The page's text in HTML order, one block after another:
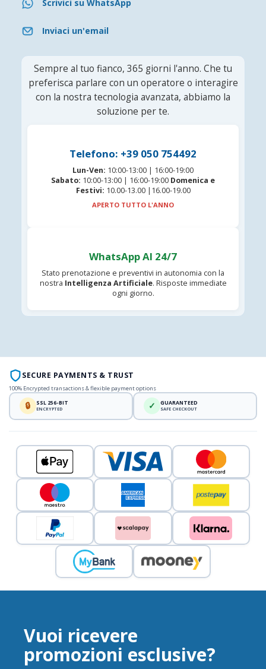
Scrivici su WhatsApp
Inviaci un'email
Sempre al tuo fianco, 365 giorni l'anno. Che tu
preferisca parlare con un operatore o interagire
con la nostra tecnologia avanzata, abbiamo la
soluzione per te.
Telefono: +39 050 754492
Lun-Ven: 10:00-13:00 | 16:00-19:00
Sabato: 10:00-13:00 | 16:00-19:00 Domenica e
Festivi: 10.00-13.00 |16.00-19.00
APERTO TUTTO L'ANNO
WhatsApp AI 24/7
Stato prenotazione e preventivi in autonomia con la
nostra Intelligenza Artificiale. Risposte immediate
ogni giorno.
SECURE PAYMENTS & TRUST
100% Encrypted transactions & flexible payment options
🔒 SSL 256-BIT
ENCRYPTED ✓ GUARANTEED
SAFE CHECKOUT
Vuoi ricevere
promozioni esclusive?